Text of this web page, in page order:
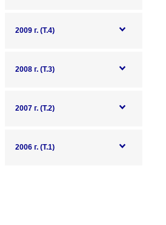
2009 г. (Т.4)
2008 г. (Т.3)
2007 г. (Т.2)
2006 г. (Т.1)